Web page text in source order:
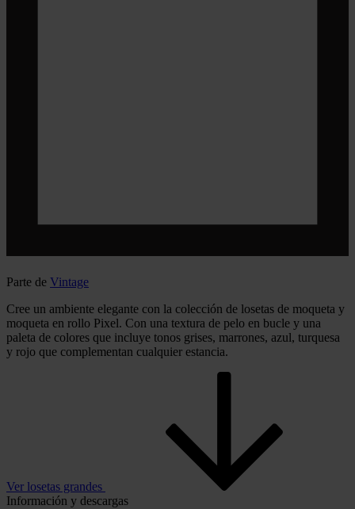
Parte de Vintage
Cree un ambiente elegante con la colección de losetas de moqueta y
moqueta en rollo Pixel. Con una textura de pelo en bucle y una
paleta de colores que incluye tonos grises, marrones, azul, turquesa
y rojo que complementan cualquier estancia.
Ver losetas grandes
Información y descargas